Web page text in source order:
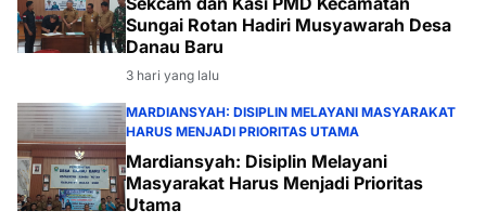
Sungai Rotan Hadiri Musyawarah Desa
Danau Baru
3 hari yang lalu
MARDIANSYAH: DISIPLIN MELAYANI MASYARAKAT
HARUS MENJADI PRIORITAS UTAMA
Mardiansyah: Disiplin Melayani
Masyarakat Harus Menjadi Prioritas
Utama